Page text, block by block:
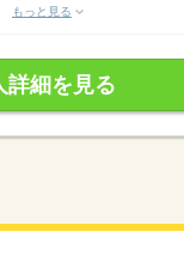
もっと見る
詳細を見る